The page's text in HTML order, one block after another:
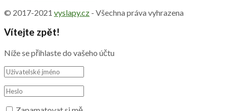
© 2017-2021 vyslapy.cz - Všechna práva vyhrazena
Vítejte zpět!
Níže se přihlaste do vašeho účtu